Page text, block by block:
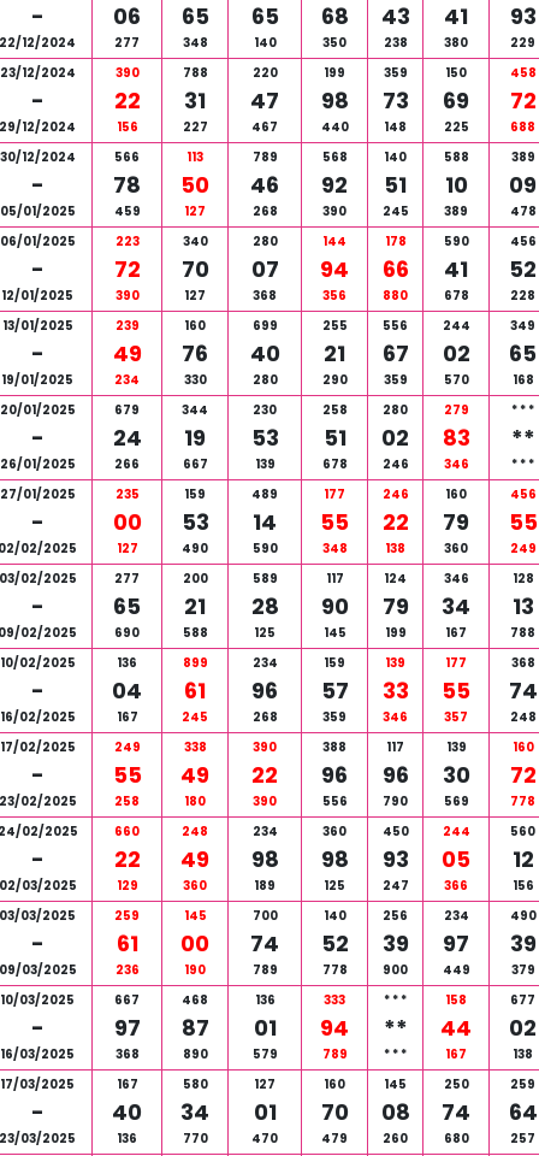
-
22/12/2024
06
277
65
348
65
140
68
350
43
238
41
380
93
229
23/12/2024
-
29/12/2024
390
22
156
788
31
227
220
47
467
199
98
440
359
73
148
150
69
225
458
72
688
30/12/2024
-
05/01/2025
566
78
459
113
50
127
789
46
268
568
92
390
140
51
245
588
10
389
389
09
478
06/01/2025
-
12/01/2025
223
72
390
340
70
127
280
07
368
144
94
356
178
66
880
590
41
678
456
52
228
13/01/2025
-
19/01/2025
239
49
234
160
76
330
699
40
280
255
21
290
556
67
359
244
02
570
349
65
168
20/01/2025
-
26/01/2025
679
24
266
344
19
667
230
53
139
258
51
678
280
02
246
279
83
346
* * *
**
* * *
27/01/2025
-
02/2025
235
00
127
159
53
490
489
14
590
177
55
348
246
22
138
160
79
360
456
55
249
02/2025
-
02/2025
277
65
690
200
21
588
589
28
125
117
90
145
124
79
199
346
34
167
128
13
788
10/02/2025
-
16/02/2025
136
04
167
899
61
245
234
96
268
159
57
359
139
33
346
177
55
357
368
74
248
17/02/2025
-
02/2025
249
55
258
338
49
180
390
22
390
388
96
556
117
96
790
139
30
569
160
72
778
02/2025
-
03/2025
660
22
129
248
49
360
234
98
189
360
98
125
450
93
247
244
05
366
560
12
156
03/03/2025
-
03/2025
259
61
236
145
00
190
700
74
789
140
52
778
256
39
900
234
97
449
490
39
379
10/03/2025
-
16/03/2025
667
97
368
468
87
890
136
01
579
333
94
789
* * *
**
* * *
158
44
167
677
02
138
17/03/2025
-
23/03/2025
167
40
136
580
34
770
127
01
470
160
70
479
145
08
260
250
74
680
259
64
257